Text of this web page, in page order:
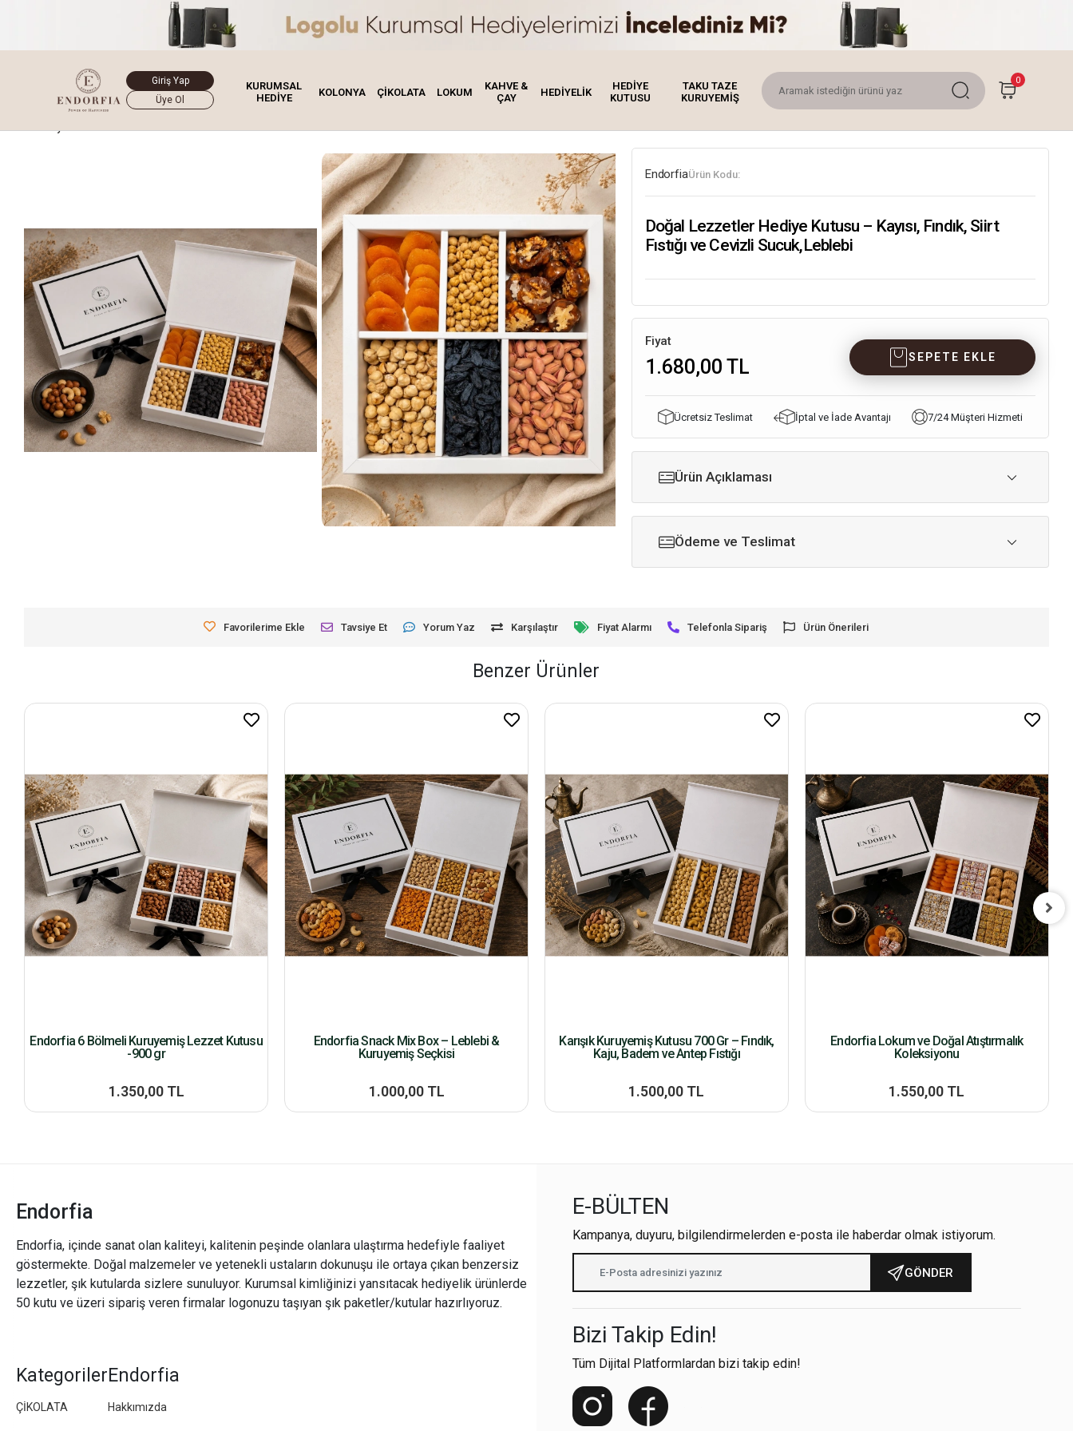
Giriş Yap
Üye Ol
KURUMSAL
HEDİYE
KOLONYA ÇİKOLATA LOKUM
KAHVE &
ÇAY
HEDİYELİK
HEDİYE
KUTUSU
TAKU TAZE
KURUYEMİŞ
0
EndorfiaÜrün Kodu:
Doğal Lezzetler Hediye Kutusu – Kayısı, Fındık, Siirt
Fıstığı ve Cevizli Sucuk,Leblebi
Fiyat
1.680,00 TL SEPETE EKLE
Ücretsiz Teslimat İptal ve İade Avantajı 7/24 Müşteri Hizmeti
Ürün Açıklaması
Ödeme ve Teslimat
Favorilerime Ekle Tavsiye Et Yorum Yaz Karşılaştır Fiyat Alarmı Telefonla Sipariş Ürün Önerileri
Benzer Ürünler
Endorfia 6 Bölmeli Kuruyemiş Lezzet Kutusu
-900 gr
1.350,00 TL
Endorfia Snack Mix Box – Leblebi &
Kuruyemiş Seçkisi
1.000,00 TL
Karışık Kuruyemiş Kutusu 700 Gr – Fındık,
Kaju, Badem ve Antep Fıstığı
1.500,00 TL
Endorfia Lokum ve Doğal Atıştırmalık
Koleksiyonu
1.550,00 TL
Endorfia
Endorfia, içinde sanat olan kaliteyi, kalitenin peşinde olanlara ulaştırma hedefiyle faaliyet
göstermekte. Doğal malzemeler ve yetenekli ustaların dokunuşu ile ortaya çıkan benzersiz
lezzetler, şık kutularda sizlere sunuluyor. Kurumsal kimliğinizi yansıtacak hediyelik ürünlerde
50 kutu ve üzeri sipariş veren firmalar logonuzu taşıyan şık paketler/kutular hazırlıyoruz.
Kategoriler
ÇİKOLATA
Endorfia
Hakkımızda
E-BÜLTEN
Kampanya, duyuru, bilgilendirmelerden e-posta ile haberdar olmak istiyorum.
GÖNDER
Bizi Takip Edin!
Tüm Dijital Platformlardan bizi takip edin!